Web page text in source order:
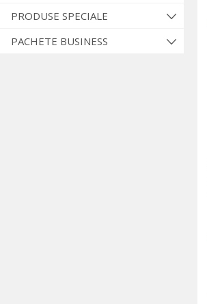
PRODUSE SPECIALE
PACHETE BUSINESS